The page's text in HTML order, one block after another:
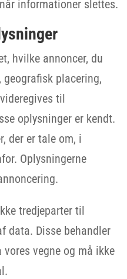
informationer slettes.
hvilke annoncer, du
placering,
til
oplysninger er kendt.
der er tale om, i
Oplysningerne
tredjeparter til
data. Disse behandler
vegne og må ikke